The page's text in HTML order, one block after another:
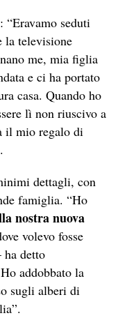
“Eravamo seduti
la televisione
me, mia figlia
e ci ha portato
casa. Quando ho
lì non riuscivo a
il mio regalo di
dettagli, con
famiglia. “Ho
nostra nuova
volevo fosse
detto
addobbato la
sugli alberi di